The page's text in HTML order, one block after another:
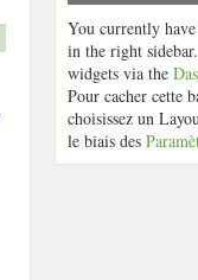
You currently
in the right
widgets via the
Pour cacher cette
choisissez un
le biais des